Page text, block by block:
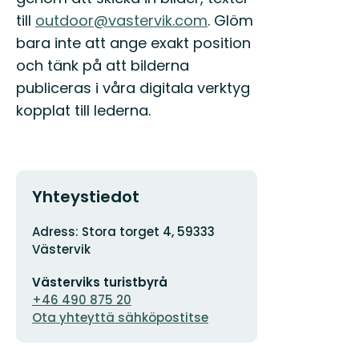
till outdoor@vastervik.com. Glöm
bara inte att ange exakt position
och tänk på att bilderna
publiceras i våra digitala verktyg
kopplat till lederna.
Yhteystiedot
Osoite
Adress: Stora torget 4, 59333
Västervik
Västerviks turistbyrå
+46 490 875 20
Ota yhteyttä sähköpostitse